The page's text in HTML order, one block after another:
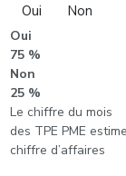
Oui Non
Oui
75 %
Non
25 %
Le chiffre du mois
des TPE PME
chiffre d’affaires